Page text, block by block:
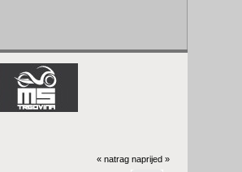
« natrag naprijed »